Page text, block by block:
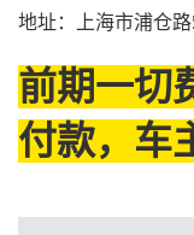
地址：上海市浦仓路
前期一切
付款，车